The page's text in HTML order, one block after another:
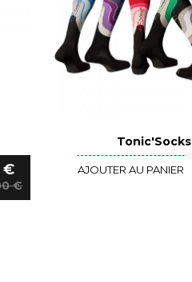
€
€
Voir le détail
Tonic'Socks
AJOUTER AU PANIER